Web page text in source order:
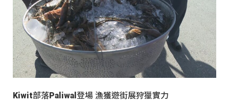
Kiwit部落Paliwal登場 漁獲遊街展狩獵實力